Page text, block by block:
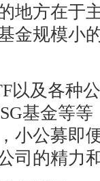
地方在于
金规模小
以及各种
基金等
小公募即
司的精力